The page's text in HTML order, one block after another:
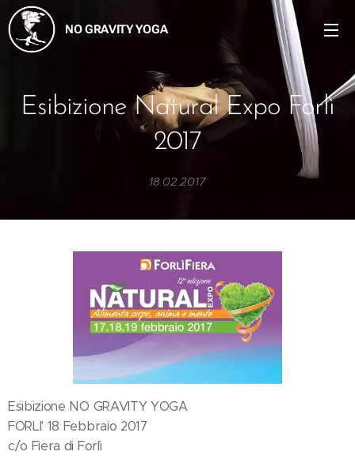
NO GRAVITY YOGA
Esibizione Natural Expo Forlì
2017
18.02.2017
Esibizione NO GRAVITY YOGA
FORLI' 18 Febbraio 2017
c/o Fiera di Forlì